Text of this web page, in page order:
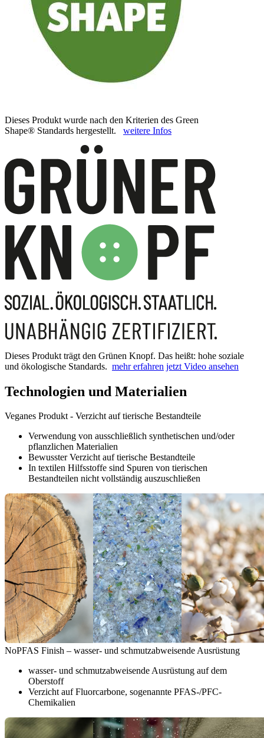
Dieses Produkt wurde nach den Kriterien des Green
Shape® Standards hergestellt. weitere Infos
Dieses Produkt trägt den Grünen Knopf. Das heißt: hohe soziale
und ökologische Standards. mehr erfahren jetzt Video ansehen
Technologien und Materialien
Veganes Produkt - Verzicht auf tierische Bestandteile
Verwendung von ausschließlich synthetischen und/oder
pflanzlichen Materialien
Bewusster Verzicht auf tierische Bestandteile
In textilen Hilfsstoffe sind Spuren von tierischen
Bestandteilen nicht vollständig auszuschließen
NoPFAS Finish – wasser- und schmutzabweisende Ausrüstung
wasser- und schmutzabweisende Ausrüstung auf dem
Oberstoff
Verzicht auf Fluorcarbone, sogenannte PFAS-/PFC-
Chemikalien